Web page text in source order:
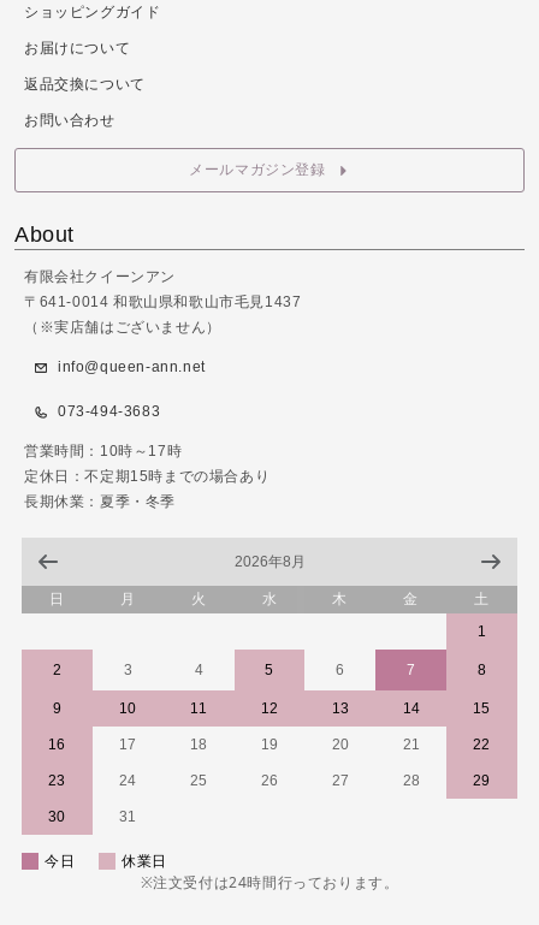
ショッピングガイド
お届けについて
返品交換について
お問い合わせ
メールマガジン登録
About
有限会社クイーンアン
〒641-0014 和歌山県和歌山市毛見1437
（※実店舗はございません）
info@queen-ann.net
073-494-3683
営業時間：10時～17時
定休日：不定期15時までの場合あり
長期休業：夏季・冬季
2026年8月
日 月 火 水 木 金
土
1
2 3 4 5 6 7 8
9 10 11 12 13 14 15
16 17 18 19 20 21 22
23 24 25 26 27 28 29
30 31
今日
休業日
※注文受付は24時間行っております。